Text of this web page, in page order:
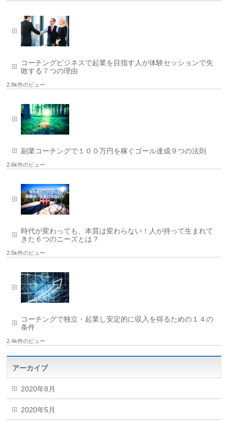
コーチングビジネスで起業を目指す人が体験セッションで失
敗する７つの理由
2.8k件のビュー
副業コーチングで１００万円を稼ぐゴール達成９つの法則
2.6k件のビュー
時代が変わっても、本質は変わらない！人が持って生まれて
きた６つのニーズとは？
2.5k件のビュー
コーチングで独立・起業し安定的に収入を得るための１４の
条件
2.4k件のビュー
アーカイブ
2020年8月
2020年5月